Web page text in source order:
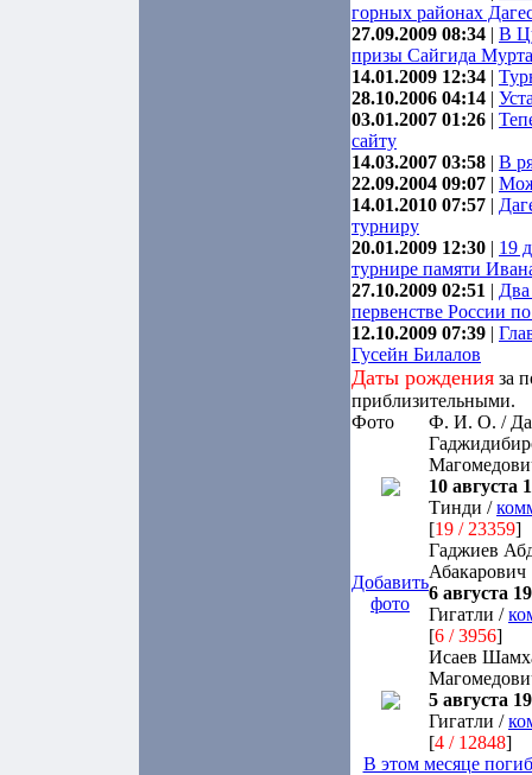
горных районах
27.09.2009 08:34 | В
призы Сайгида
14.01.2009 12:34 |
28.10.2006 04:14 |
03.01.2007 01:26 |
сайту
14.03.2007 03:58 | В
22.09.2004 09:07 |
14.01.2010 07:57 |
турниру
20.01.2009 12:30 | 19
турнире памяти
27.10.2009 02:51 | Два
первенстве России
12.10.2009 07:39 |
Гусейн Билалов
Даты рождения за
приблизительными.
Фото
Ф. И. О. /
10 августа
Тинди /
[19 / 23359]
Добавить
фото
Гаджиев
Абакарович
6 августа
Гигатли /
[6 / 3956]
Исаев
5 августа
Гигатли /
[4 / 12848]
В этом месяце